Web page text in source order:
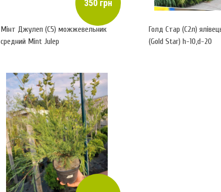
350 грн
Мінт Джулеп (С5) можжевельник
средний Mint Julep
Голд Стар (С2л)
(Gold Star) h-10,d-20